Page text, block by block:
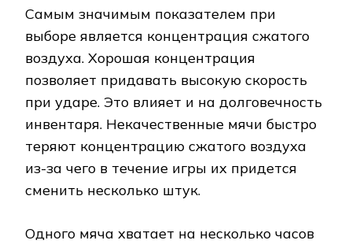
Самым значимым показателем при
выборе является концентрация сжатого
воздуха. Хорошая концентрация
позволяет придавать высокую скорость
при ударе. Это влияет и на долговечность
инвентаря. Некачественные мячи быстро
теряют концентрацию сжатого воздуха
из-за чего в течение игры их придется
сменить несколько штук.
Одного мяча хватает на несколько часов